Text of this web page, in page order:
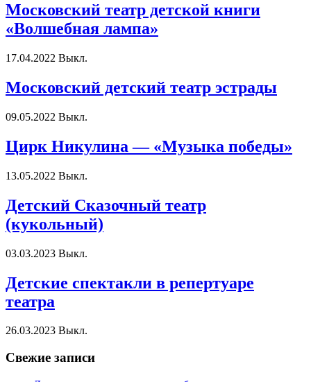
Московский театр детской книги
«Волшебная лампа»
17.04.2022 Выкл.
Московский детский театр эстрады
09.05.2022 Выкл.
Цирк Никулина — «Музыка победы»
13.05.2022 Выкл.
Детский Сказочный театр
(кукольный)
03.03.2023 Выкл.
Детские спектакли в репертуаре
театра
26.03.2023 Выкл.
Свежие записи